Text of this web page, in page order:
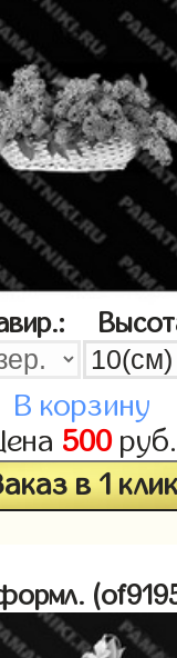
В корзину
500руб.
в 1